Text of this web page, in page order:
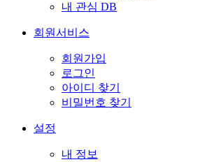
내 관심 DB
회원서비스
회원가입
로그인
아이디 찾기
비밀번호 찾기
설정
내 정보